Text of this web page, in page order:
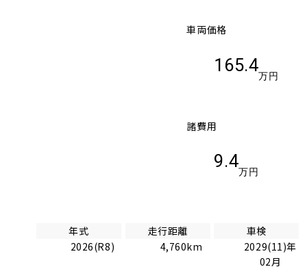
車両価格
165.4
万円
諸費用
9.4
万円
年式
2026(R8)
走行距離
4,760km
車検
2029(11)年
02月